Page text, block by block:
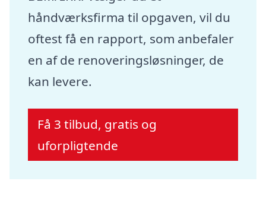
håndværksfirma til opgaven, vil du
oftest få en rapport, som anbefaler
en af de renoveringsløsninger, de
kan levere.
Få 3 tilbud, gratis og
uforpligtende